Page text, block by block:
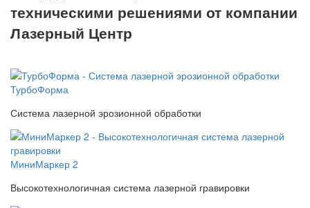
техническими решениями от компании
Лазерный Центр
ТурбоФорма
Система лазерной эрозионной обработки
МиниМаркер 2
Высокотехнологичная система лазерной гравировки